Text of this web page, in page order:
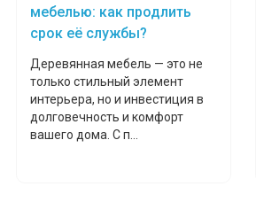
мебелью: как продлить
срок её службы?
Деревянная мебель — это не
только стильный элемент
интерьера, но и инвестиция в
долговечность и комфорт
вашего дома. С п...